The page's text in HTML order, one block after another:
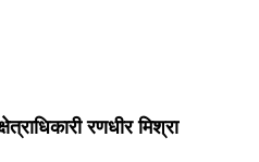
रणधीर मिश्रा